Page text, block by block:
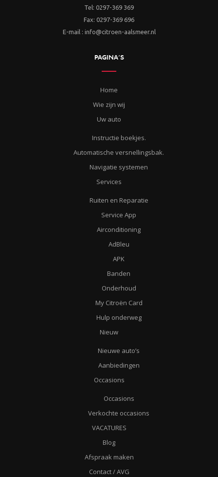
Tel: 0297-369 369
Fax: 0297-369 696
E-mail : info@citroen-aalsmeer.nl
PAGINA’S
Home
Wie zijn wij
Uw auto
Instructie boekjes.
Automatische versnellingsbak.
Navigatie systemen
Services
Ruiten en Reparatie
Service App
Airconditioning
AdBleu
APK
Banden
Onderhoud
My Citroën Card
Hulp onderweg
Nieuw
Nieuwe auto’s
Aanbiedingen
Occasions
Occasions
Verkochte occasions
VACATURES
Blog
Afspraak maken
Contact / AVG